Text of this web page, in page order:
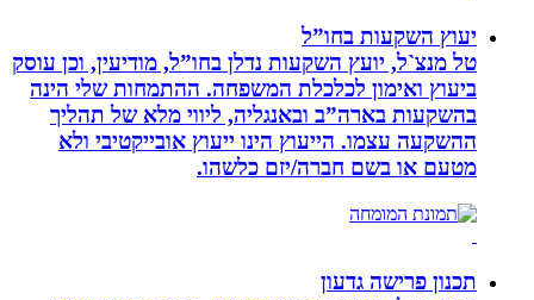
יעוץ השקעות בחו”ל
טל מנצ`ל, יועץ השקעות נדלן בחו”ל, מודיעין, וכן עוסק
ביעוץ ואימון לכלכלת המשפחה. ההתמחות שלי הינה
בהשקעות בארה”ב ובאנגליה, ליווי מלא של תהליך
ההשקעה עצמו. הייעוץ הינו ייעוץ אובייקטיבי ולא
מטעם או בשם חברה/יזם כלשהו.
תכנון פרישה גדעון